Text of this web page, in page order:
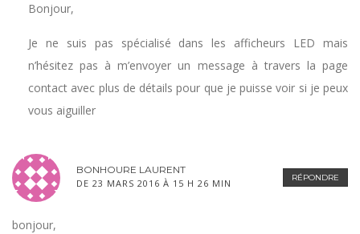
Bonjour,
Je ne suis pas spécialisé dans les afficheurs LED mais
n’hésitez pas à m’envoyer un message à travers la page
contact avec plus de détails pour que je puisse voir si je peux
vous aiguiller
RÉPONDRE
BONHOURE LAURENT
DE 23 MARS 2016 À 15 H 26 MIN
bonjour,